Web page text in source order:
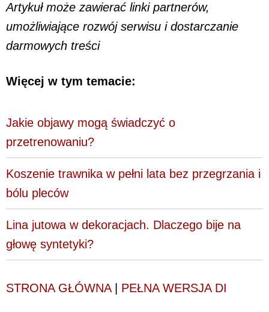
Artykuł może zawierać linki partnerów,
umożliwiające rozwój serwisu i dostarczanie
darmowych treści
Więcej w tym temacie:
Jakie objawy mogą świadczyć o
przetrenowaniu?
Koszenie trawnika w pełni lata bez przegrzania i
bólu pleców
Lina jutowa w dekoracjach. Dlaczego bije na
głowę syntetyki?
STRONA GŁÓWNA| PEŁNA WERSJA DI